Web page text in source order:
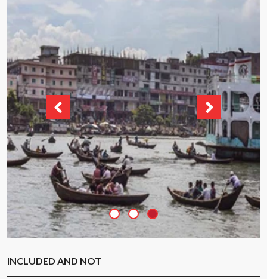
INCLUDED AND NOT